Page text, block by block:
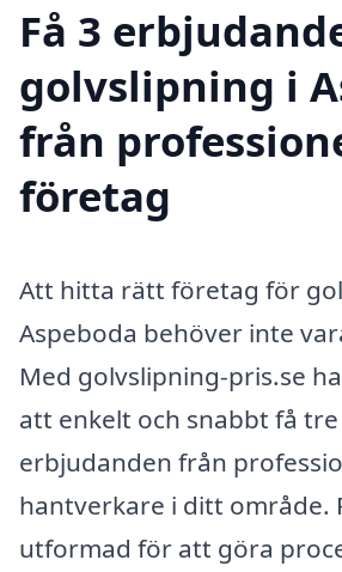
Få 3
golvslipning i
från
företag
Att hitta rätt företag för
Aspeboda behöver inte
Med golvslipning-pris.se
att enkelt och snabbt få tre
erbjudanden från
hantverkare i ditt område.
utformad för att göra